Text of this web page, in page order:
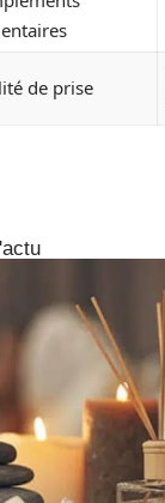
de prise